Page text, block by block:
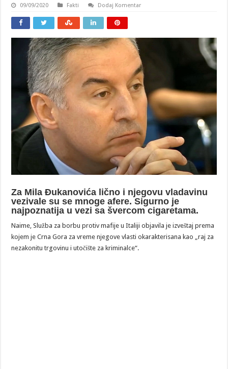
09/09/2020 Fakti Dodaj Komentar
Za Mila Đukanovića lično i njegovu vladavinu
vezivale su se mnoge afere. Sigurno je
najpoznatija u vezi sa švercom cigaretama.
Naime, Služba za borbu protiv mafije u Italiji objavila je izveštaj prema
kojem je Crna Gora za vreme njegove vlasti okarakterisana kao „raj za
nezakonitu trgovinu i utočište za kriminalce“.